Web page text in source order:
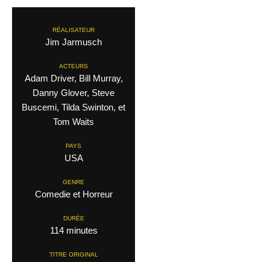
RÉALISATEUR
Jim Jarmusch
ACTEURS
Adam Driver, Bill Murray,
Danny Glover, Steve
Buscemi, Tilda Swinton, et
Tom Waits
PAYS
USA
GENRE
Comedie et Horreur
DURÉE
114 minutes
TITRE ORIGINAL